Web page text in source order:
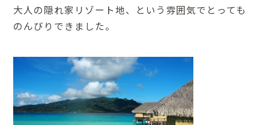
大人の隠れ家リゾート地、という雰囲気でとっても
のんびりできました。